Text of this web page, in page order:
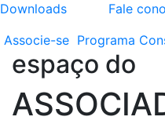
Downloads
Fale
Associe-se Programa
espaço do